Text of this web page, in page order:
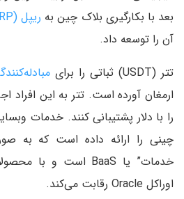
بعد با بکارگیری بلاک چین به ریپل (XRP)
آن را توسعه داد.
تتر (USDT) ثباتی را برای
ارمغان آورده است. تتر به این افراد
را با دلار پشتیبانی کنند. خدمات
چینی را ارائه داده است که به
اوراکل Oracle رقابت می‌کند.